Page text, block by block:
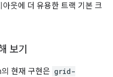
웃에 더 유용한 트랙 기본 크
보기
현재 구현은 grid-